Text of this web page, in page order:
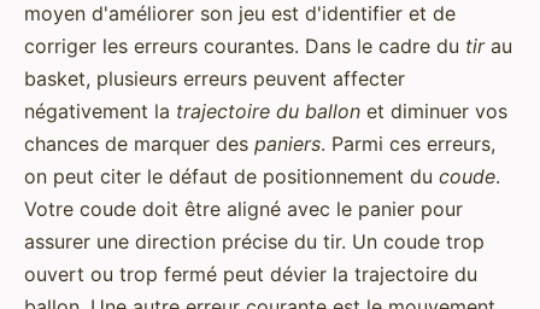
moyen d'améliorer son jeu est d'identifier et de
corriger les erreurs courantes. Dans le cadre du tirau
basket, plusieurs erreurs peuvent affecter
négativement la trajectoire du ballon et diminuer vos
chances de marquer des paniers. Parmi ces erreurs,
on peut citer le défaut de positionnement du coude.
Votre coude doit être aligné avec le panier pour
assurer une direction précise du tir. Un coude trop
ouvert ou trop fermé peut dévier la trajectoire du